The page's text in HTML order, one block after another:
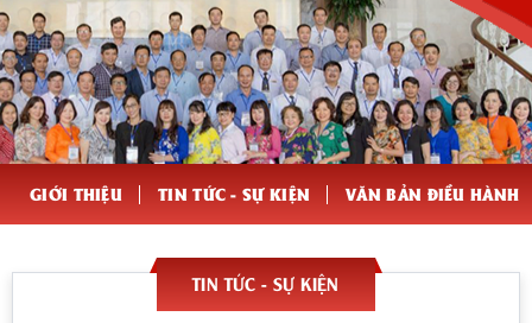
GIỚI THIỆU TIN TỨC - SỰ KIỆN VĂN BẢN ĐIỀU HÀNH
TIN TỨC - SỰ KIỆN